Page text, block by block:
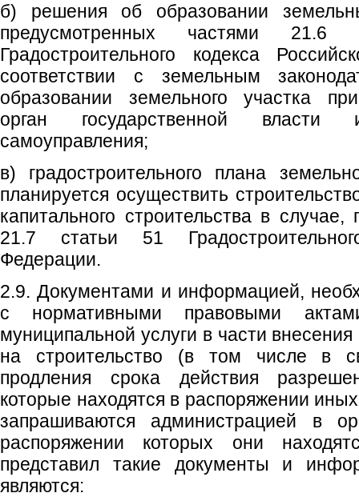
б) решения об образовании
предусмотренных частями
Градостроительного кодекса
соответствии с земельным
образовании земельного участка
орган государственной
самоуправления;
в) градостроительного плана
планируется осуществить
капитального строительства в
21.7 статьи 51
Федерации.
2.9. Документами и информацией,
с нормативными правовыми
муниципальной услуги в части
на строительство (в том числе в
продления срока действия
которые находятся в распоряжении
запрашиваются администрацией в
распоряжении которых они
представил такие документы и
являются: